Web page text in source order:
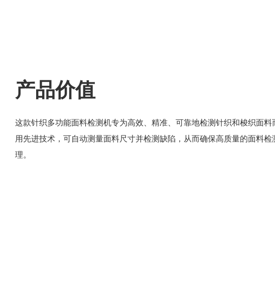
产品价值
这款针织多功能面料检测机专为高效、精准、可靠地检测针织和梭织面料
用先进技术，可自动测量面料尺寸并检测缺陷，从而确保高质量的面料检
理。